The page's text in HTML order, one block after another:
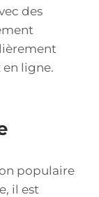
des
ligne.
populaire
il est